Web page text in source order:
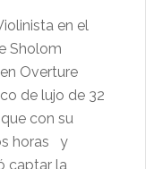
en el
Sholom
Overture
de lujo de 32
con su
horas y
captar la